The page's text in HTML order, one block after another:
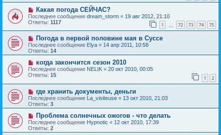
Какая погода СЕЙЧАС?
Последнее сообщение dream_storm « 19 авг 2012, 21:10
Ответы: 1117 1 72 73 74 75
Погода в первой половине мая в Суссе
Последнее сообщение Elya « 14 апр 2011, 10:58
Ответы: 14
когда закончится сезон 2010
Последнее сообщение NELIK « 20 окт 2010, 00:05
Ответы: 15 1 2
где хранить документы, деньги
Последнее сообщение La_visiteuse « 13 окт 2010, 21:03
Ответы: 3
Проблема солнечных ожогов - что делать
Последнее сообщение Hypnotic « 12 окт 2010, 17:39
Ответы: 2